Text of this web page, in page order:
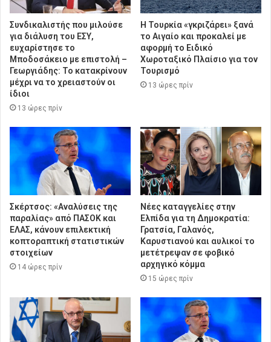
Συνδικαλιστής που μιλούσε
για διάλυση του ΕΣΥ,
ευχαρίστησε το
Μποδοσάκειο με επιστολή –
Γεωργιάδης: Το κατακρίνουν
μέχρι να το χρειαστούν οι
ίδιοι
13 ώρες πρίν
Η Τουρκία «γκριζάρει» ξανά
το Αιγαίο και προκαλεί με
αφορμή το Ειδικό
Χωροταξικό Πλαίσιο για τον
Τουρισμό
13 ώρες πρίν
Σκέρτσος: «Αναλύσεις της
παραλίας» από ΠΑΣΟΚ και
ΕΛΑΣ, κάνουν επιλεκτική
κοπτοραπτική στατιστικών
στοιχείων
14 ώρες πρίν
Νέες καταγγελίες στην
Ελπίδα για τη Δημοκρατία:
Γρατσία, Γαλανός,
Καρυστιανού και αυλικοί το
μετέτρεψαν σε φοβικό
αρχηγικό κόμμα
15 ώρες πρίν